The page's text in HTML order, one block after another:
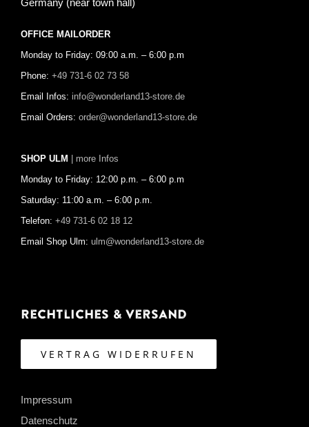
OFFICE MAILORDER
Monday to Friday: 09:00 a.m. – 6:00 p.m
Phone: +49 731-6 02 73 58
Email Infos: info@wonderland13-store.de
Email Orders: order@wonderland13-store.de
SHOP ULM | more Infos
Monday to Friday: 12:00 p.m. – 6:00 p.m
Saturday: 11:00 a.m. – 6:00 p.m.
Telefon: +49 731-6 02 18 12
Email Shop Ulm: ulm@wonderland13-store.de
Rechtliches & Versand
VERTRAG WIDERRUFEN
Impressum
Datenschutz